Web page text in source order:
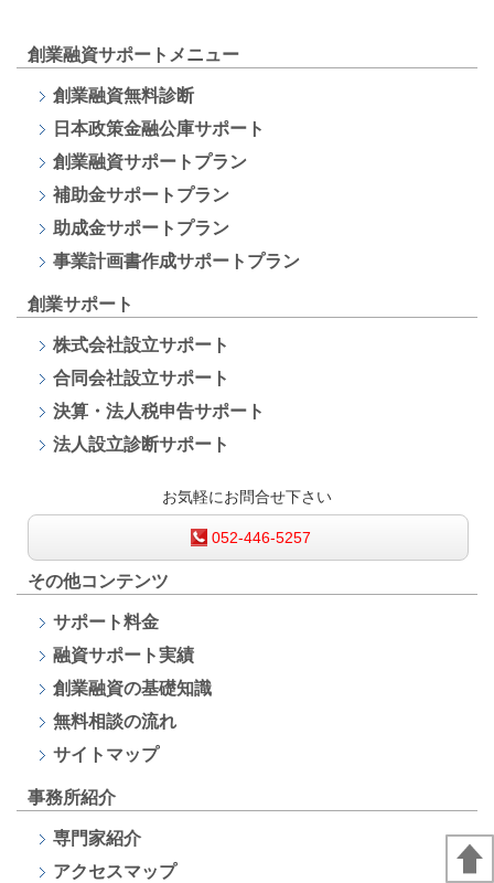
創業融資サポートメニュー
創業融資無料診断
日本政策金融公庫サポート
創業融資サポートプラン
補助金サポートプラン
助成金サポートプラン
事業計画書作成サポートプラン
創業サポート
株式会社設立サポート
合同会社設立サポート
決算・法人税申告サポート
法人設立診断サポート
お気軽にお問合せ下さい
052-446-5257
その他コンテンツ
サポート料金
融資サポート実績
創業融資の基礎知識
無料相談の流れ
サイトマップ
事務所紹介
専門家紹介
アクセスマップ